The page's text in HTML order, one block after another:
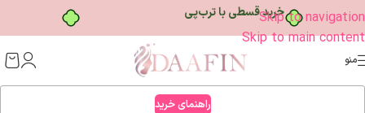
خرید قسطی با ترب‌پیSkip to navigation
Skip to main content
منو
راهنمای خرید